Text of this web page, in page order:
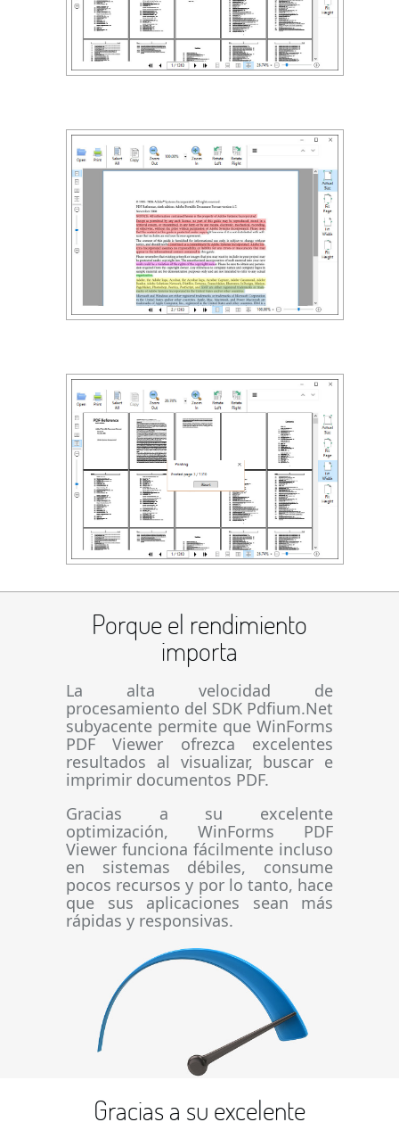
Porque el rendimiento
importa
La alta velocidad de
procesamiento del SDK Pdfium.Net
subyacente permite que WinForms
PDF Viewer ofrezca excelentes
resultados al visualizar, buscar e
imprimir documentos PDF.
Gracias a su excelente
optimización, WinForms PDF
Viewer funciona fácilmente incluso
en sistemas débiles, consume
pocos recursos y por lo tanto, hace
que sus aplicaciones sean más
rápidas y responsivas.
Gracias a su excelente